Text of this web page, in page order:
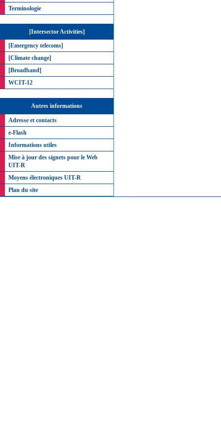
Terminologie
[Intersector Activities]
[Emergency telecoms]
[Climate change]
[Broadband]
WCIT-12
Autres informations
Adresse et contacts
e-Flash
Informations utiles
Mise à jour des signets pour le Web
UIT-R
Moyens électroniques UIT-R
Plan du site